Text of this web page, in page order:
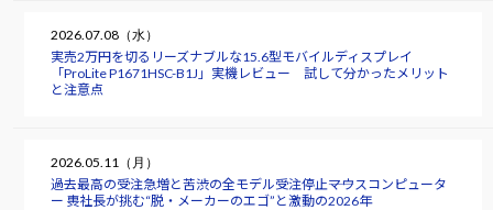
2026.07.08（水）
実売2万円を切るリーズナブルな15.6型モバイルディスプレイ
「ProLite P1671HSC-B1J」実機レビュー 試して分かったメリット
と注意点
2026.05.11（月）
過去最高の受注急増と苦渋の全モデル受注停止――マウスコンピュータ
ー 軣社長が挑む“脱・メーカーのエゴ”と激動の2026年